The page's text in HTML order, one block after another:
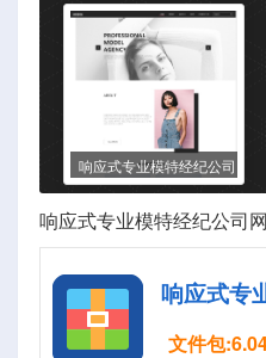
响应式专业模特经纪公司
网站模板
响应式专业模特经纪公司
响应式专
文件包